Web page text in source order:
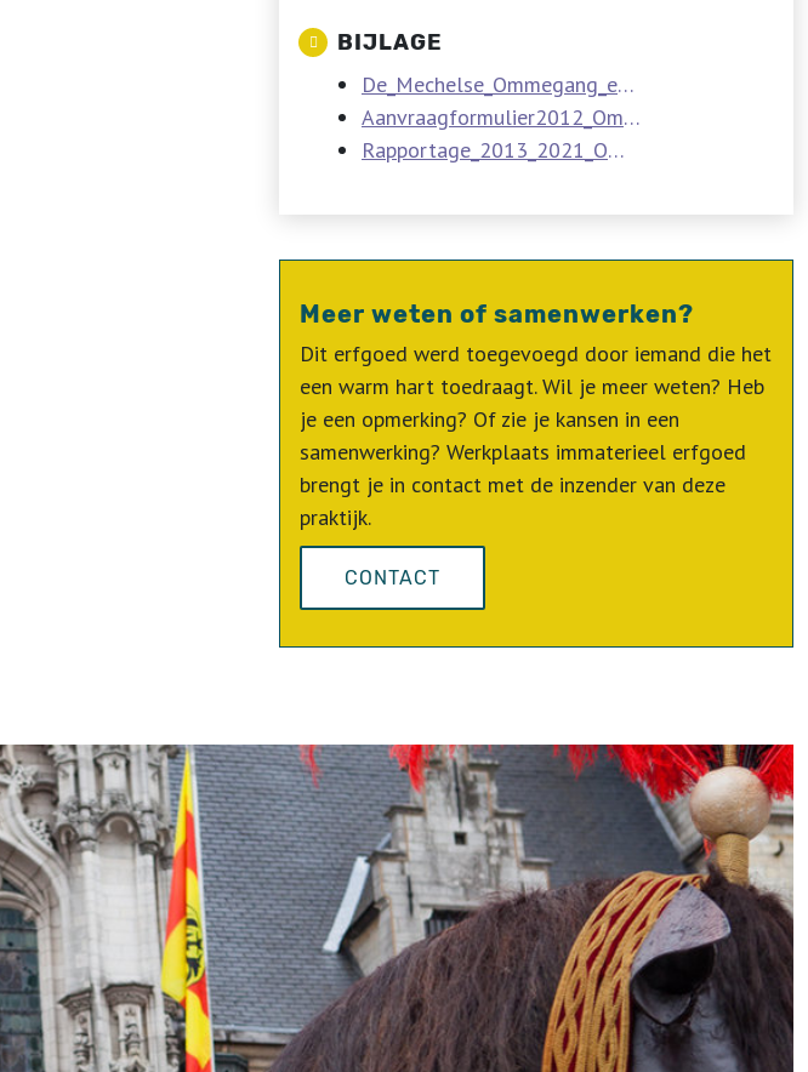
BIJLAGE
De_Mechelse_Ommegang_en_Ommegangsreuzen.pdf
Aanvraagformulier2012_OmmegangMechelen.pdf
Rapportage_2013_2021_OmmegangMechelen.pdf
Meer weten of samenwerken?
Dit erfgoed werd toegevoegd door iemand die het
een warm hart toedraagt. Wil je meer weten? Heb
je een opmerking? Of zie je kansen in een
samenwerking? Werkplaats immaterieel erfgoed
brengt je in contact met de inzender van deze
praktijk.
CONTACT